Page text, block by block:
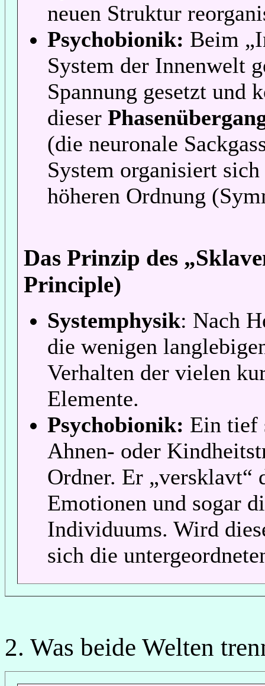
neuen Struktur
Psychobionik: Beim
System der Innenwelt
Spannung gesetzt und
dieser
(die neuronale
System organisiert
höheren Ordnung
Das Prinzip des
Principle)
Systemphysik: Nach
die wenigen
Verhalten der vielen
Elemente.
Psychobionik: Ein tief
Ahnen- oder
Ordner. Er „versklavt“
Emotionen und sogar
Individuums. Wird
sich die
2. Was beide Welten